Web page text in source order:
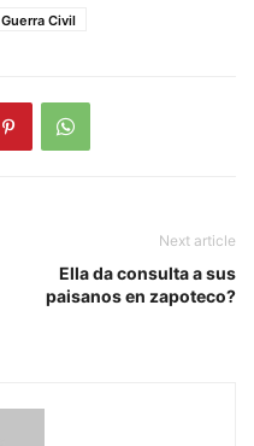
Guerra Civil
Next article
Ella da consulta a sus
paisanos en zapoteco?